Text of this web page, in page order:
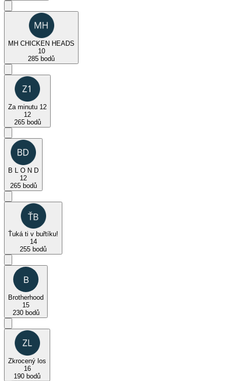
MH CHICKEN HEADS
10
285 bodů
Za minutu 12
12
265 bodů
B L O N D
12
265 bodů
Ťuká ti v buřtíku!
14
255 bodů
Brotherhood
15
230 bodů
Zkrocený los
16
190 bodů